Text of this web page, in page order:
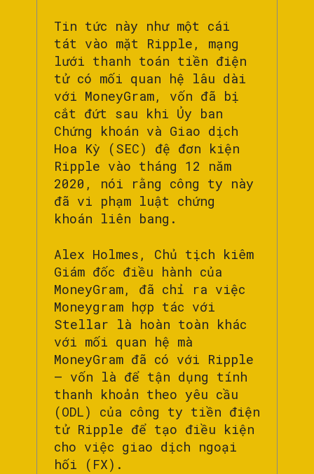
Tin tức này như một cái
tát vào mặt Ripple, mạng
lưới thanh toán tiền điện
tử có mối quan hệ lâu dài
với MoneyGram, vốn đã bị
cắt đứt sau khi Ủy ban
Chứng khoán và Giao dịch
Hoa Kỳ (SEC) đệ đơn kiện
Ripple vào tháng 12 năm
2020, nói rằng công ty này
đã vi phạm luật chứng
khoán liên bang.
Alex Holmes, Chủ tịch kiêm
Giám đốc điều hành của
MoneyGram, đã chỉ ra việc
Moneygram hợp tác với
Stellar là hoàn toàn khác
với mối quan hệ mà
MoneyGram đã có với Ripple
– vốn là để tận dụng tính
thanh khoản theo yêu cầu
(ODL) của công ty tiền điện
tử Ripple để tạo điều kiện
cho việc giao dịch ngoại
hối (FX).